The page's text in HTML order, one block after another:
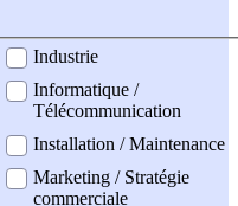
Industrie
Informatique /
Télécommunication
Installation / Maintenance
Marketing / Stratégie
commerciale